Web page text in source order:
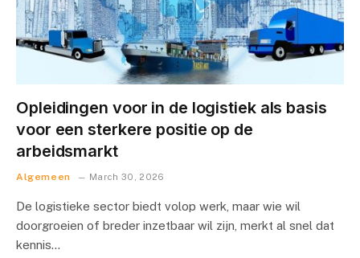
Opleidingen voor in de logistiek als basis
voor een sterkere positie op de
arbeidsmarkt
Algemeen March 30, 2026
De logistieke sector biedt volop werk, maar wie wil
doorgroeien of breder inzetbaar wil zijn, merkt al snel dat
kennis…